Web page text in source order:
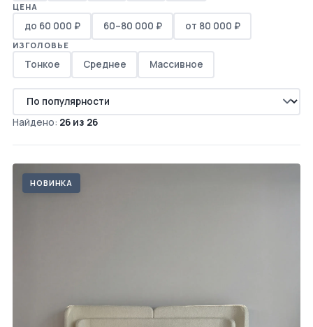
ЦЕНА
до 60 000 ₽ 60–80 000 ₽ от 80 000 ₽
ИЗГОЛОВЬЕ
Тонкое Среднее Массивное
Найдено: 26 из 26
НОВИНКА